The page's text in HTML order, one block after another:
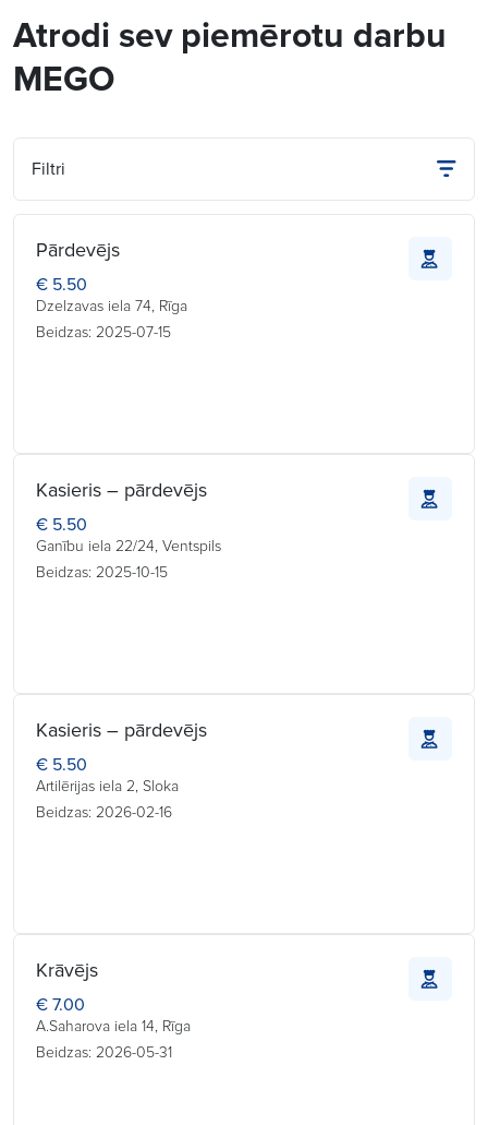
Atrodi sev piemērotu darbu
MEGO
Filtri
Pārdevējs
€ 5.50
Dzelzavas iela 74, Rīga
Beidzas: 2025-07-15
Kasieris – pārdevējs
€ 5.50
Ganību iela 22/24, Ventspils
Beidzas: 2025-10-15
Kasieris – pārdevējs
€ 5.50
Artilērijas iela 2, Sloka
Beidzas: 2026-02-16
Krāvējs
€ 7.00
A.Saharova iela 14, Rīga
Beidzas: 2026-05-31